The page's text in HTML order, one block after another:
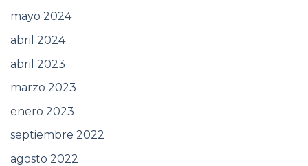
mayo 2024
abril 2024
abril 2023
marzo 2023
enero 2023
septiembre 2022
agosto 2022